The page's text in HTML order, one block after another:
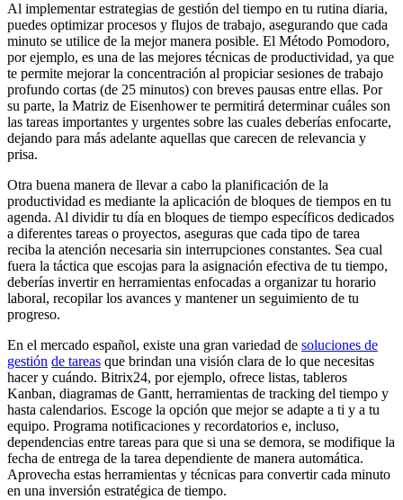
Al implementar estrategias de gestión del tiempo en tu rutina diaria,
puedes optimizar procesos y flujos de trabajo, asegurando que cada
minuto se utilice de la mejor manera posible. El Método Pomodoro,
por ejemplo, es una de las mejores técnicas de productividad, ya que
te permite mejorar la concentración al propiciar sesiones de trabajo
profundo cortas (de 25 minutos) con breves pausas entre ellas. Por
su parte, la Matriz de Eisenhower te permitirá determinar cuáles son
las tareas importantes y urgentes sobre las cuales deberías enfocarte,
dejando para más adelante aquellas que carecen de relevancia y
prisa.
Otra buena manera de llevar a cabo la planificación de la
productividad es mediante la aplicación de bloques de tiempos en tu
agenda. Al dividir tu día en bloques de tiempo específicos dedicados
a diferentes tareas o proyectos, aseguras que cada tipo de tarea
reciba la atención necesaria sin interrupciones constantes. Sea cual
fuera la táctica que escojas para la asignación efectiva de tu tiempo,
deberías invertir en herramientas enfocadas a organizar tu horario
laboral, recopilar los avances y mantener un seguimiento de tu
progreso.
En el mercado español, existe una gran variedad de soluciones de
gestión de tareas que brindan una visión clara de lo que necesitas
hacer y cuándo. Bitrix24, por ejemplo, ofrece listas, tableros
Kanban, diagramas de Gantt, herramientas de tracking del tiempo y
hasta calendarios. Escoge la opción que mejor se adapte a ti y a tu
equipo. Programa notificaciones y recordatorios e, incluso,
dependencias entre tareas para que si una se demora, se modifique la
fecha de entrega de la tarea dependiente de manera automática.
Aprovecha estas herramientas y técnicas para convertir cada minuto
en una inversión estratégica de tiempo.